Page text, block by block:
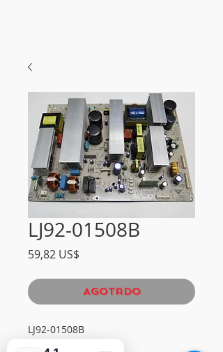
LJ92-01508B
59,82 US$
Agotado
LJ92-01508B
LJ41-05244A